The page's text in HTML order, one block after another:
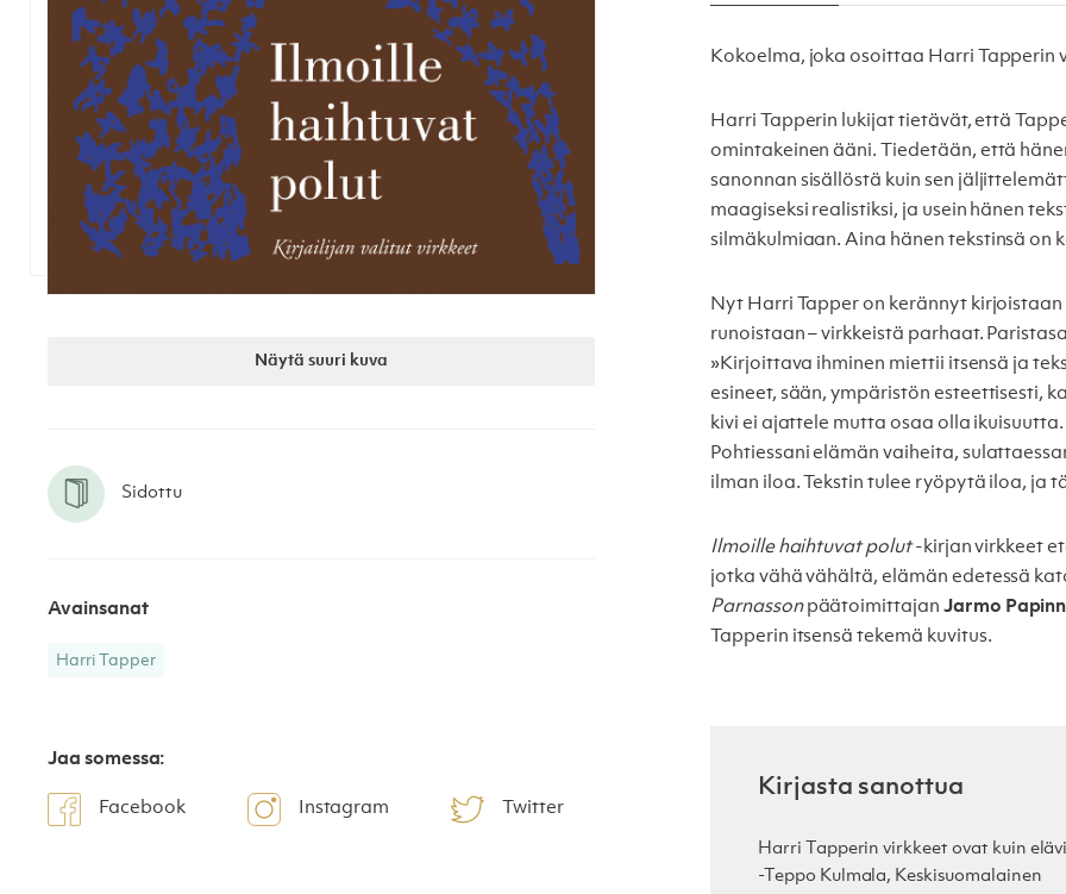
Näytä suuri kuva
Sidottu
Avainsanat
Harri Tapper
Jaa somessa:
Facebook Instagram Twitter
Kokoelma, joka osoittaa Harri Tapperin
Harri Tapperin lukijat tietävät, että
omintakeinen ääni. Tiedetään, että
sanonnan sisällöstä kuin sen
maagiseksi realistiksi, ja usein hänen
silmäkulmiaan. Aina hänen tekstinsä on
Nyt Harri Tapper on kerännyt
runoistaan – virkkeistä parhaat.
»Kirjoittava ihminen miettii itsensä ja
esineet, sään, ympäristön esteettisesti,
kivi ei ajattele mutta osaa olla
Pohtiessani elämän vaiheita,
ilman iloa. Tekstin tulee ryöpytä iloa, ja
Ilmoille haihtuvat polut-kirjan virkkeet
jotka vähä vähältä, elämän edetessä
Parnassonpäätoimittajan Jarmo
Tapperin itsensä tekemä kuvitus.
Kirjasta sanottua
Harri Tapperin virkkeet ovat kuin
-Teppo Kulmala, Keskisuomalainen